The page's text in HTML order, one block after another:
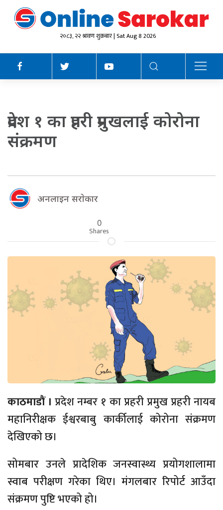
२०८३, २२ श्रावण शुक्रबार | Sat Aug 8 2026
प्रदेश १ का प्रहरी प्रमुखलाई कोरोना
संक्रमण
अनलाइन सराेकार
0
Shares
काठमाडाैं ।प्रदेश नम्बर १ का प्रहरी प्रमुख प्रहरी नायब
महानिरीक्षक ईश्वरबाबु कार्कीलाई कोरोना संक्रमण
देखिएको छ।
सोमबार उनले प्रादेशिक जनस्वास्थ्य प्रयोगशालामा
स्वाब परीक्षण गरेका थिए। मंगलबार रिपोर्ट आउँदा
संक्रमण पुष्टि भएको हो।